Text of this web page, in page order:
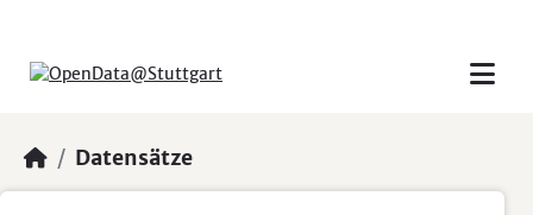
Datensätze